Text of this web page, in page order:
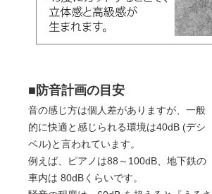
■防音計画の目安
音の感じ方は個人差がありますが、一般
的に快適と感じられる環境は40dB (デシ
ベル)と言われています。
例えば、ピアノは88～100dB、地下鉄の
車内は 80dBくらいです。